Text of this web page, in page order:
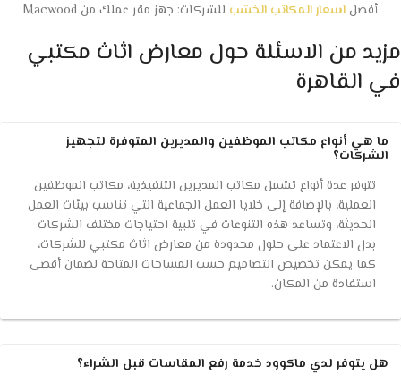
أفضلاسعار المكاتب الخشب للشركات: جهز مقر عملك من Macwood
مزيد من الاسئلة حول معارض اثاث مكتبي
في القاهرة
ما هي أنواع مكاتب الموظفين والمديرين المتوفرة لتجهيز
الشركات؟
تتوفر عدة أنواع تشمل مكاتب المديرين التنفيذية، مكاتب الموظفين
العملية، بالإضافة إلى خلايا العمل الجماعية التي تناسب بيئات العمل
الحديثة، وتساعد هذه التنوعات في تلبية احتياجات مختلف الشركات
بدل الاعتماد على حلول محدودة من معارض اثاث مكتبي للشركات،
كما يمكن تخصيص التصاميم حسب المساحات المتاحة لضمان أقصى
استفادة من المكان.
هل يتوفر لدي ماكوود خدمة رفع المقاسات قبل الشراء؟